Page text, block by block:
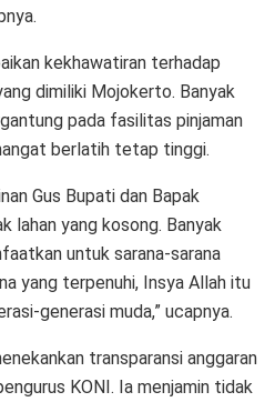
kekhawatiran terhadap
dimiliki Mojokerto. Banyak
pada fasilitas pinjaman
berlatih tetap tinggi.
Gus Bupati dan Bapak
lahan yang kosong. Banyak
untuk sarana-sarana
yang terpenuhi, Insya Allah itu
generasi muda,” ucapnya.
transparansi anggaran
KONI. Ia menjamin tidak